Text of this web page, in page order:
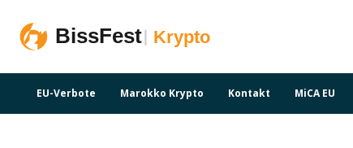
EU-Verbote Marokko Krypto Kontakt MiCA EU